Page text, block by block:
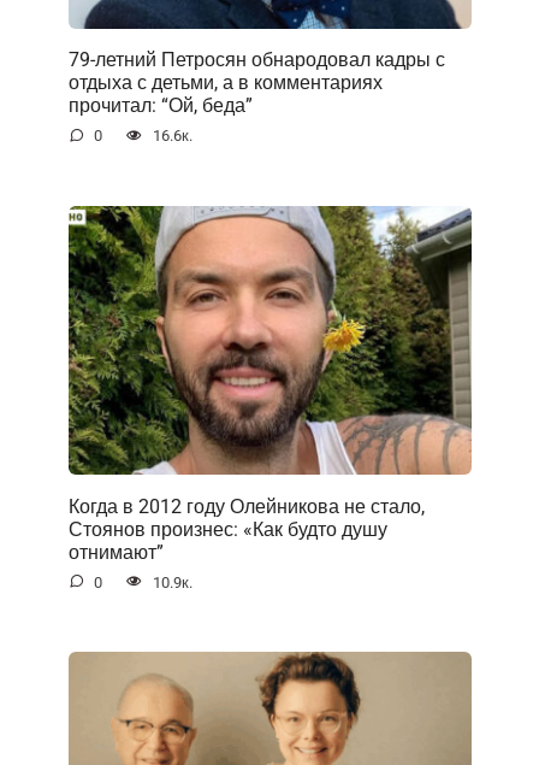
79-летний Петросян обнародовал кадры с
отдыха с детьми, а в комментариях
прочитал: “Ой, беда”
0 16.6к.
Когда в 2012 году Олейникова не стало,
Стоянов произнес: «Как будто душу
отнимают”
0 10.9к.